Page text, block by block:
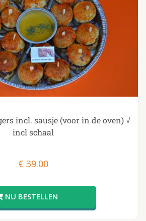
incl. sausje (voor in de oven) √
incl schaal
€ 39.00